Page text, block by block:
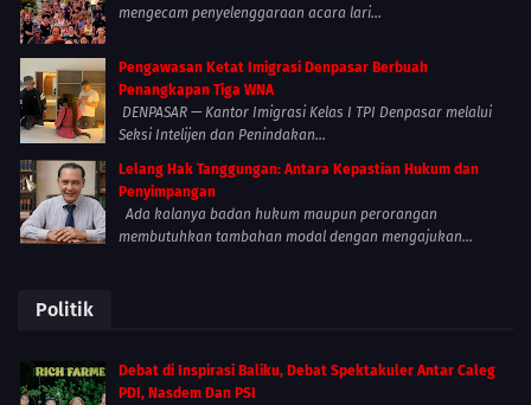
mengecam penyelenggaraan acara lari...
Pengawasan Ketat Imigrasi Denpasar Berbuah
Penangkapan Tiga WNA
DENPASAR — Kantor Imigrasi Kelas I TPI Denpasar melalui
Seksi Intelijen dan Penindakan...
Lelang Hak Tanggungan: Antara Kepastian Hukum dan
Penyimpangan
Ada kalanya badan hukum maupun perorangan
membutuhkan tambahan modal dengan mengajukan...
Politik
Debat di Inspirasi Baliku, Debat Spektakuler Antar Caleg
PDI, Nasdem Dan PSI